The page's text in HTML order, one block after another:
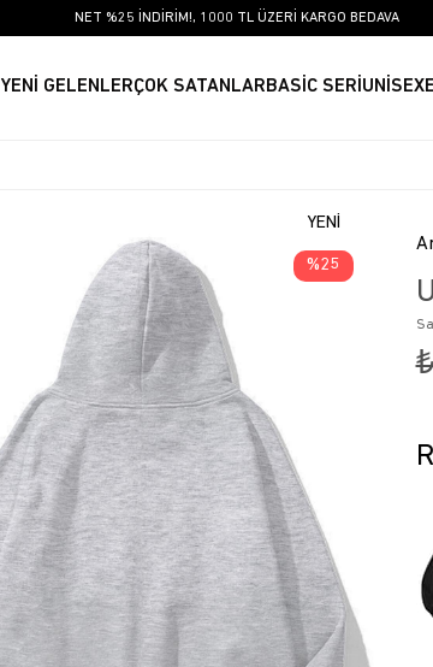
NET %25 İNDİRİM!, 1000 TL ÜZERİ KARGO BEDAVA
YENİ GELENLERÇOK SATANLARBASİC SERİ UNİSEX
YENI
ÜRÜN
25